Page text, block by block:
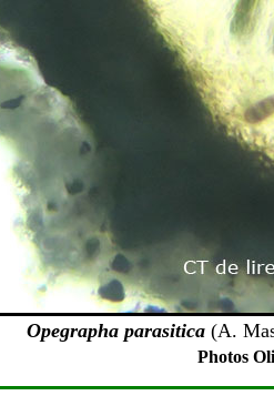
Opegrapha parasitica(A.
Photos